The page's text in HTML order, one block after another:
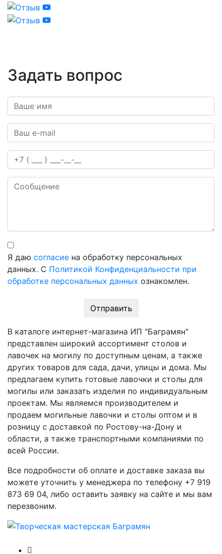
Задать вопрос
Ваше имя*
Ваш e-mail*
Телефон
Сообщение
Я даю согласие на обработку персональных
данных. С Политикой Конфиденциальности при
обработке персональных данных ознакомлен.
Отправить
В каталоге интернет-магазина ИП "Баграмян"
представлен широкий ассортимент столов и
лавочек на могилу по доступным ценам, а также
других товаров для сада, дачи, улицы и дома. Мы
предлагаем купить готовые лавочки и столы для
могилы или заказать изделия по индивидуальным
проектам. Мы являемся производителем и
продаем могильные лавочки и столы оптом и в
розницу с доставкой по Ростову-на-Дону и
области, а также транспортными компаниями по
всей России.
Все подробности об оплате и доставке заказа вы
можете уточнить у менеджера по телефону +7 919
873 69 04, либо оставить заявку на сайте и мы вам
перезвоним.